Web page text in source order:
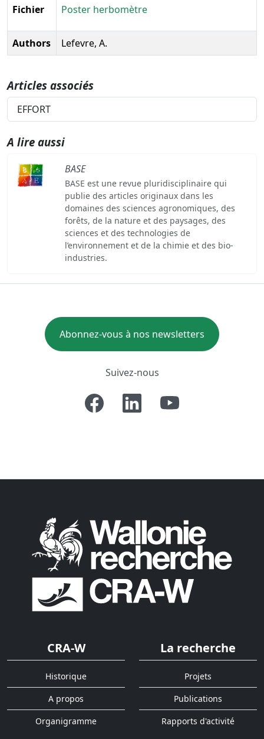
Fichier Poster herbomètre
Authors Lefevre, A.
Articles associés
EFFORT
A lire aussi
BASE
BASE est une revue pluridisciplinaire qui
publie des articles originaux dans les
domaines des sciences agronomiques, des
forêts, de la nature et des paysages, des
sciences et des technologies de
l’environnement et de la chimie et des bio-
industries.
Abonnez-vous à nos newsletters
Suivez-nous
CRA-W
Historique
A propos
Organigramme
La recherche
Projets
Publications
Rapports d'activité